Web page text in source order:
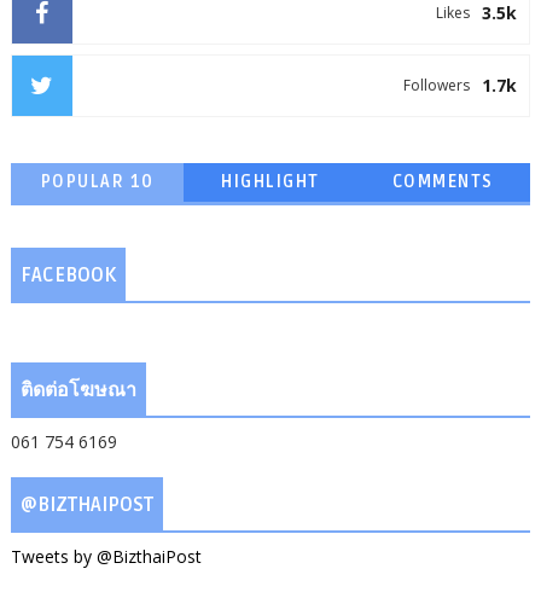
3.5k
Likes
1.7k
Followers
POPULAR 10 HIGHLIGHT COMMENTS
FACEBOOK
ติดต่อโฆษณา
061 754 6169
@BIZTHAIPOST
Tweets by @BizthaiPost